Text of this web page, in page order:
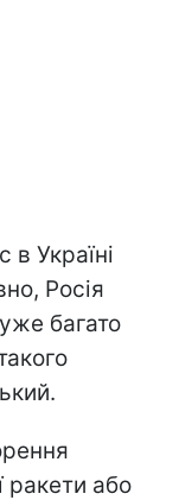
в Україні
Росія
багато
ракети або